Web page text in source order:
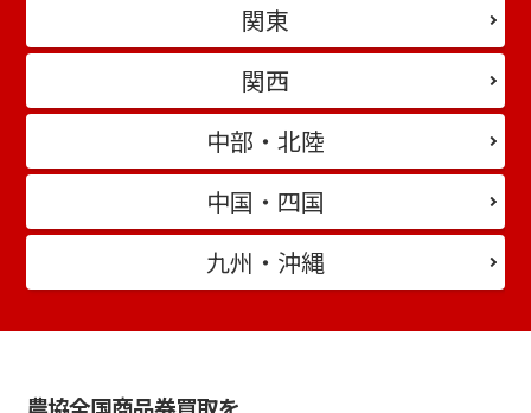
関東
関西
中部・北陸
中国・四国
九州・沖縄
農協全国商品券買取を